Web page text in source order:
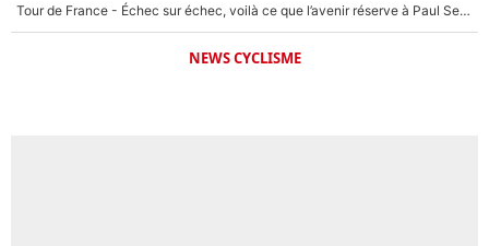
Tour de France - Échec sur échec, voilà ce que l’avenir réserve à Paul Seixas : «Tant qu’il y aura un Pogacar comme celui-là...»
NEWS CYCLISME